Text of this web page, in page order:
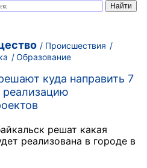
Происшествия
Образование
куда направить 7
решат какая
реализована в городе в